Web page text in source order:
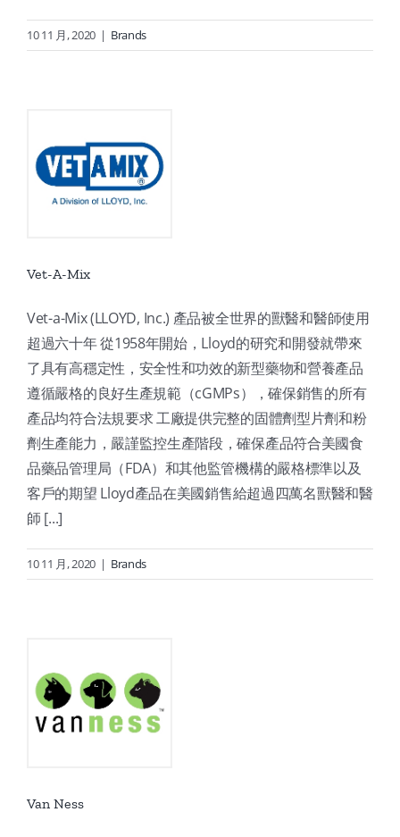
10 11 月, 2020 | Brands
Vet-A-Mix
Vet-a-Mix (LLOYD, Inc.) 產品被全世界的獸醫和醫師使用
超過六十年 從1958年開始，Lloyd的研究和開發就帶來
了具有高穩定性，安全性和功效的新型藥物和營養產品
遵循嚴格的良好生產規範（cGMPs），確保銷售的所有
產品均符合法規要求 工廠提供完整的固體劑型片劑和粉
劑生產能力，嚴謹監控生產階段，確保產品符合美國食
品藥品管理局（FDA）和其他監管機構的嚴格標準以及
客戶的期望 Lloyd產品在美國銷售給超過四萬名獸醫和醫
師 [...]
10 11 月, 2020 | Brands
Van Ness